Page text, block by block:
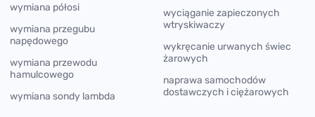
wymiana półosi
wymiana przegubu
napędowego
wymiana przewodu
hamulcowego
wymiana sondy lambda
wyciąganie zapieczonych
wtryskiwaczy
wykręcanie urwanych świec
żarowych
naprawa samochodów
dostawczych i ciężarowych